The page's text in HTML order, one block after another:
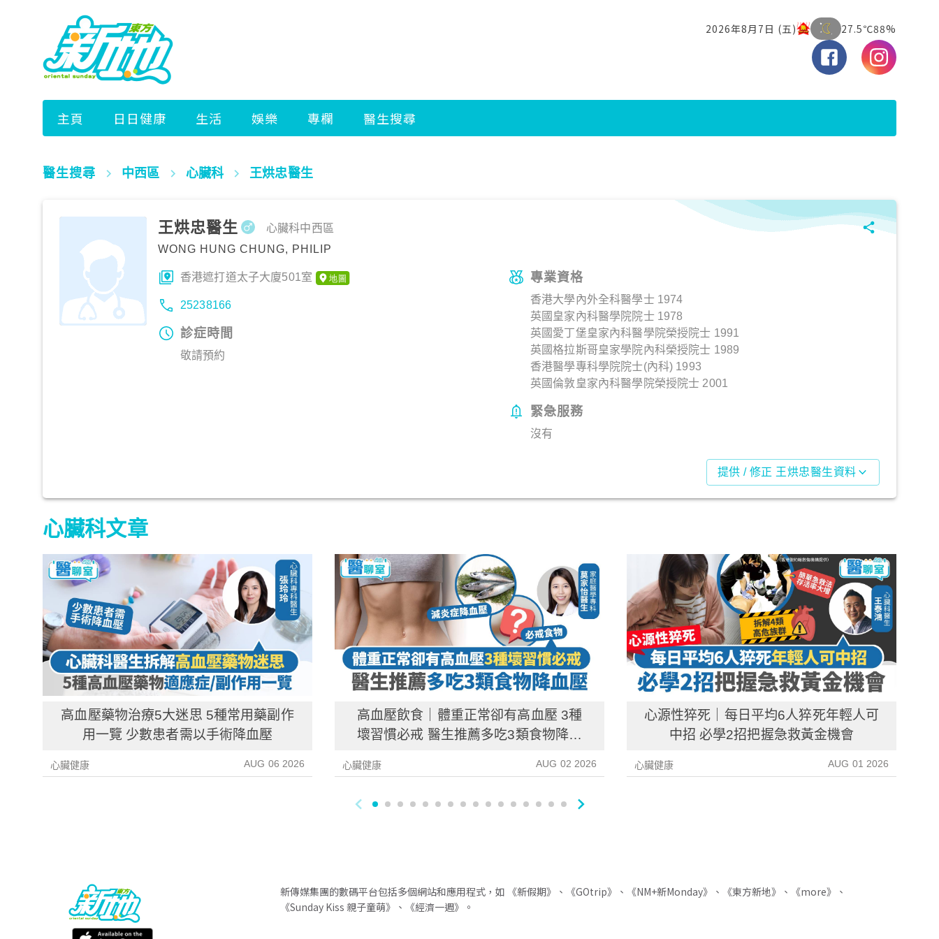
醫生搜尋 中西區 心臟科 王烘忠醫生
王烘忠醫生
WONG HUNG CHUNG, PHILIP
心臟科中西區
香港遮打道太子大廈501室
25238166
診症時間
敬請預約
專業資格
香港大學內外全科醫學士 1974
英國皇家內科醫學院院士 1978
英國愛丁堡皇家內科醫學院榮授院士 1991
英國格拉斯哥皇家學院內科榮授院士 1989
香港醫學專科學院院士(內科) 1993
英國倫敦皇家內科醫學院榮授院士 2001
緊急服務
沒有
提供 / 修正 王烘忠醫生資料
心臟科文章
高血壓藥物治療5大迷思 5種常用藥副作
用一覽 少數患者需以手術降血壓
心臟健康 AUG 06 2026
高血壓飲食｜體重正常卻有高血壓 3種
壞習慣必戒 醫生推薦多吃3類食物降血
心臟健康 AUG 02 2026
心源性猝死｜每日平均6人猝死年輕人可
中招 必學2招把握急救黃金機會
心臟健康 AUG 01 2026